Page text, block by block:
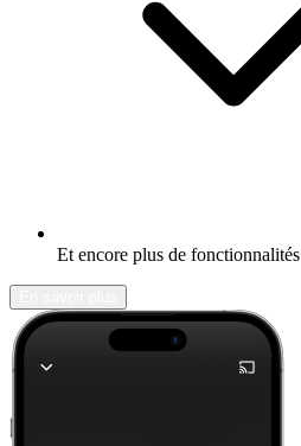
Et encore plus de fonctionnalités